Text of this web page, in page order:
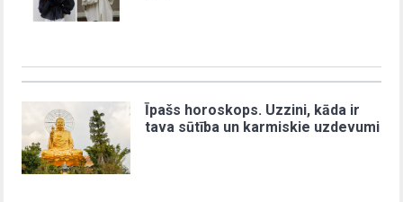
Īpašs horoskops. Uzzini, kāda ir
tava sūtība un karmiskie uzdevumi